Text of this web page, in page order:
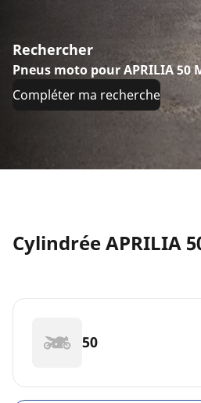
Rechercher
Pneus moto pour APRILIA 50
Compléter ma recherche
Cylindrée APRILIA
50